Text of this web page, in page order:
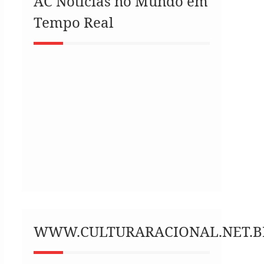
Tempo Real